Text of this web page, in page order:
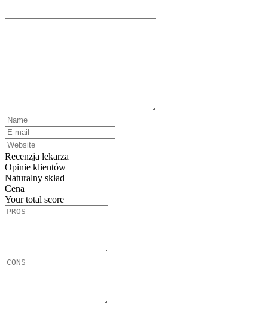
Recenzja lekarza
Opinie klientów
Naturalny skład
Cena
Your total score